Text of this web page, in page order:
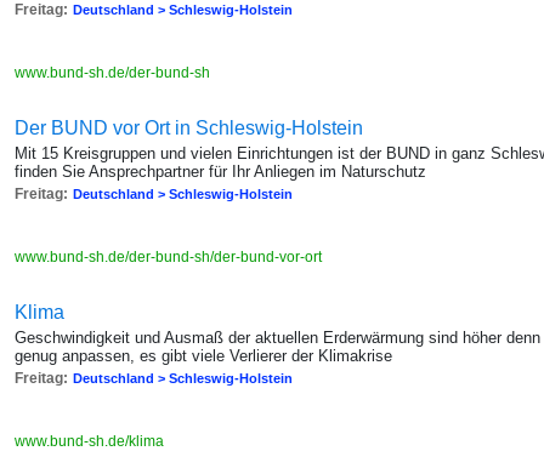
Freitag: Deutschland > Schleswig-Holstein
www.bund-sh.de/der-bund-sh
Der BUND vor Ort in Schleswig-Holstein
Mit 15 Kreisgruppen und vielen Einrichtungen ist der BUND in ganz
finden Sie Ansprechpartner für Ihr Anliegen im Naturschutz
Freitag: Deutschland > Schleswig-Holstein
www.bund-sh.de/der-bund-sh/der-bund-vor-ort
Klima
Geschwindigkeit und Ausmaß der aktuellen Erderwärmung sind höher
genug anpassen, es gibt viele Verlierer der Klimakrise
Freitag: Deutschland > Schleswig-Holstein
www.bund-sh.de/klima